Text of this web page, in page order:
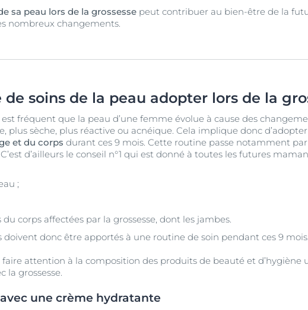
sa peau lors de la grossesse peut contribuer au bien-être de la
nombreux changements.
soins de la peau adopter lors de la
est fréquent que la peau d’une femme évolue à cause des
plus sèche, plus réactive ou acnéique. Cela implique donc
et du corps durant ces 9 mois. Cette routine passe notamment par
C’est d’ailleurs le conseil n°1 qui est donné à toutes les futures
;
corps affectées par la grossesse, dont les jambes.
donc être apportés à une routine de soin pendant ces 9 mois.
faire attention à la composition des produits de beauté et d’hygiène
la grossesse.
une crème hydratante